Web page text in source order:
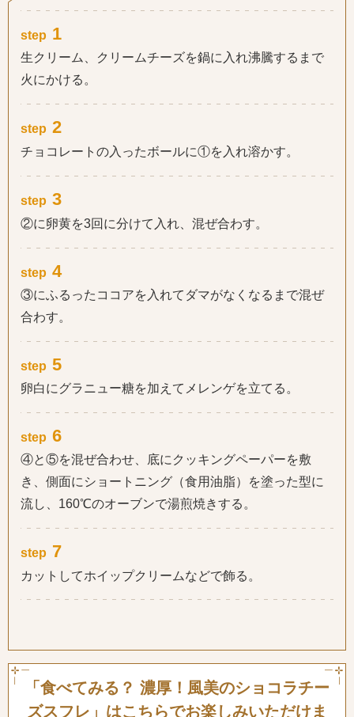
step 1
生クリーム、クリームチーズを鍋に入れ沸騰するまで
火にかける。
step 2
チョコレートの入ったボールに①を入れ溶かす。
step 3
②に卵黄を3回に分けて入れ、混ぜ合わす。
step 4
③にふるったココアを入れてダマがなくなるまで混ぜ
合わす。
step 5
卵白にグラニュー糖を加えてメレンゲを立てる。
step 6
④と⑤を混ぜ合わせ、底にクッキングペーパーを敷
き、側面にショートニング（食用油脂）を塗った型に
流し、160℃のオーブンで湯煎焼きする。
step 7
カットしてホイップクリームなどで飾る。
「食べてみる？ 濃厚！風美のショコラチー
ズスフレ」はこちらでお楽しみいただけま